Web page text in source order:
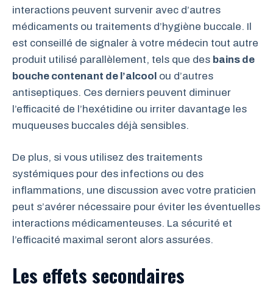
interactions peuvent survenir avec d’autres
médicaments ou traitements d’hygiène buccale. Il
est conseillé de signaler à votre médecin tout autre
produit utilisé parallèlement, tels que des bains de
bouche contenant de l’alcool ou d’autres
antiseptiques. Ces derniers peuvent diminuer
l’efficacité de l’hexétidine ou irriter davantage les
muqueuses buccales déjà sensibles.
De plus, si vous utilisez des traitements
systémiques pour des infections ou des
inflammations, une discussion avec votre praticien
peut s’avérer nécessaire pour éviter les éventuelles
interactions médicamenteuses. La sécurité et
l’efficacité maximal seront alors assurées.
Les effets secondaires